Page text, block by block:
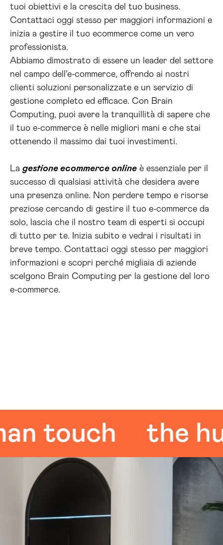
tuoi obiettivi e la crescita del tuo business.
Contattaci oggi stesso per maggiori informazioni e
inizia a gestire il tuo ecommerce come un vero
professionista.
Abbiamo dimostrato di essere un leader del settore
nel campo dell’e-commerce, offrendo ai nostri
clienti soluzioni personalizzate e un servizio di
gestione completo ed efficace. Con Brain
Computing, puoi avere la tranquillità di sapere che
il tuo e-commerce è nelle migliori mani e che stai
ottenendo il massimo dai tuoi investimenti.
La gestione ecommerce online è essenziale per il
successo di qualsiasi attività che desidera avere
una presenza online. Non perdere tempo e risorse
preziose cercando di gestire il tuo e-commerce da
solo, lascia che il nostro team di esperti si occupi
di tutto per te. Inizia subito e vedrai i risultati in
breve tempo. Contattaci oggi stesso per maggiori
informazioni e scopri perché migliaia di aziende
scelgono Brain Computing per la gestione del loro
e-commerce.
the